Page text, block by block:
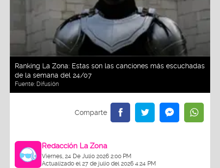
Ranking La Zona: Estas son las canciones más escuchadas
de la semana del 24/07
Fuente: Difusión
Redacción La Zona
Viernes, 24 De Julio 2026 2:00 PM
Actualizado el 27 de julio del 2026 4:24 PM